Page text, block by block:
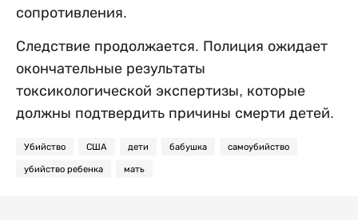
сопротивления.
Следствие продолжается. Полиция ожидает
окончательные результаты
токсикологической экспертизы, которые
должны подтвердить причины смерти детей.
Убийство США дети бабушка самоубийство
убийство ребенка мать